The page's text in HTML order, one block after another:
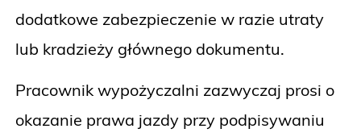
dodatkowe zabezpieczenie w razie utraty
lub kradzieży głównego dokumentu.
Pracownik wypożyczalni zazwyczaj prosi o
okazanie prawa jazdy przy podpisywaniu